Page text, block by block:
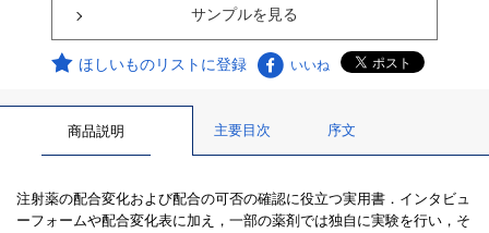
サンプルを見る
ほしいものリストに登録 いいね
商品説明 主要目次 序文
注射薬の配合変化および配合の可否の確認に役立つ実用書．インタビュ
ーフォームや配合変化表に加え，一部の薬剤では独自に実験を行い，そ